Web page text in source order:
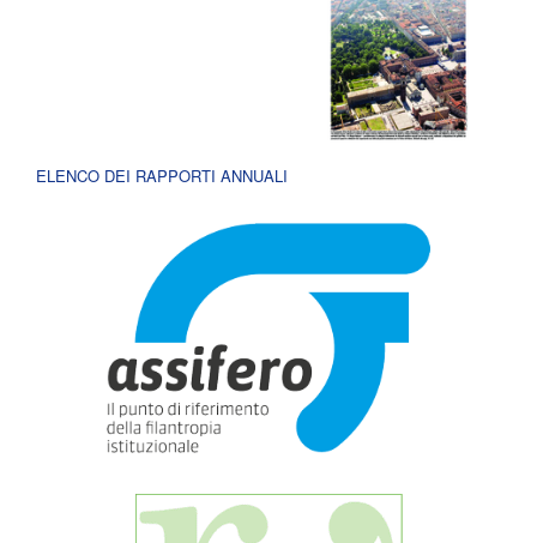
ELENCO DEI RAPPORTI ANNUALI